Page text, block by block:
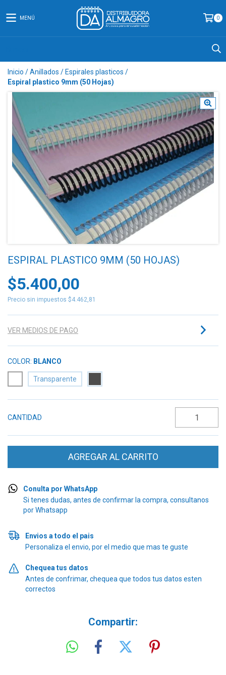
MENÚ 0
Inicio /Anillados / Espirales plasticos /
Espiral plastico 9mm (50 Hojas)
ESPIRAL PLASTICO 9MM (50 HOJAS)
$5.400,00
Precio sin impuestos $4.462,81
VER MEDIOS DE PAGO
COLOR: BLANCO
Transparente
CANTIDAD
Conulta por WhatsApp
Si tenes dudas, antes de confirmar la compra, consultanos
por Whatsapp
Envios a todo el pais
Personaliza el envio, por el medio que mas te guste
Chequea tus datos
Antes de confrimar, chequea que todos tus datos esten
correctos
Compartir: